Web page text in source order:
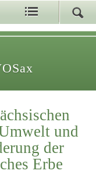
und
der
Erbe